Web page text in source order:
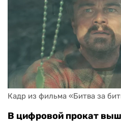
Кадр из фильма «Битва за
В цифровой прокат